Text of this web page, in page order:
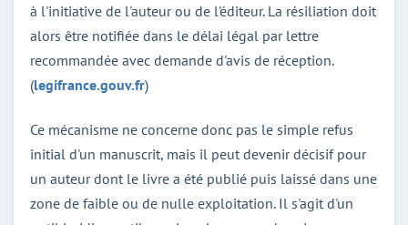
à l'initiative de l'auteur ou de l'éditeur. La résiliation doit
alors être notifiée dans le délai légal par lettre
recommandée avec demande d'avis de réception.
(legifrance.gouv.fr)
Ce mécanisme ne concerne donc pas le simple refus
initial d'un manuscrit, mais il peut devenir décisif pour
un auteur dont le livre a été publié puis laissé dans une
zone de faible ou de nulle exploitation. Il s'agit d'un